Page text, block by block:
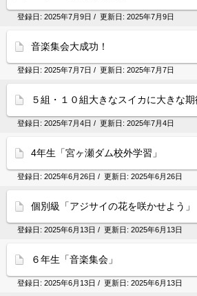
登録日: 2025年7月9日 / 更新日: 2025年7月9日
音楽集会大成功！
登録日: 2025年7月7日 / 更新日: 2025年7月7日
５組・１０組大きなスイカに大きな期
登録日: 2025年7月4日 / 更新日: 2025年7月4日
4年生「宮ヶ瀬ダム校外学習」
登録日: 2025年6月26日 / 更新日: 2025年6月26日
個別級「アジサイの花を咲かせよう」
登録日: 2025年6月13日 / 更新日: 2025年6月13日
６年生「音楽集会」
登録日: 2025年6月13日 / 更新日: 2025年6月13日